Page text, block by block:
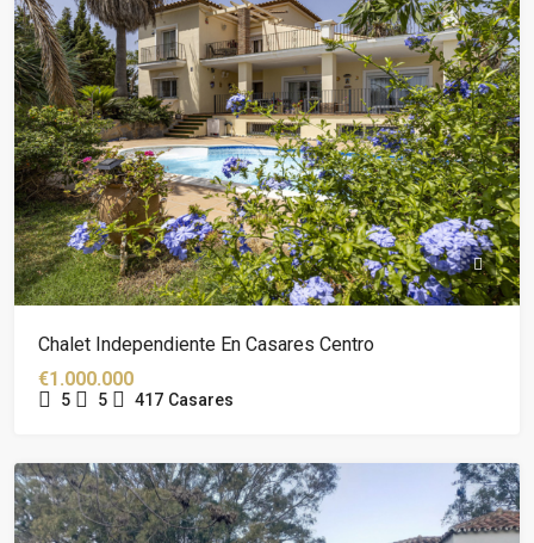
Chalet Independiente En Casares Centro
€1.000.000
5 5 417 Casares